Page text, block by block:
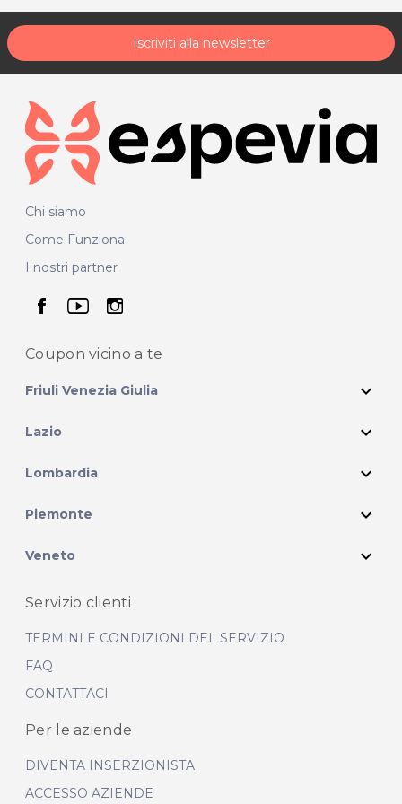
Iscriviti alla newsletter
Chi siamo
Come Funziona
I nostri partner
seguici su facebook
seguici su youtube
seguici su instagram
Coupon vicino a te
Friuli Venezia Giulia expand_more
Lazio expand_more
Lombardia expand_more
Piemonte expand_more
Veneto expand_more
Servizio clienti
TERMINI E CONDIZIONI DEL SERVIZIO
FAQ
CONTATTACI
Per le aziende
DIVENTA INSERZIONISTA
ACCESSO AZIENDE